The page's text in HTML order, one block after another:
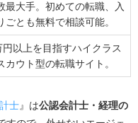
フバランス」という思
要素もよく考える
最大手。初めての転職、入
ごとも無料で相談可能。
以上を目指すハイクラス
カウト型の転職サイト。
士』は公認会計士・経理の